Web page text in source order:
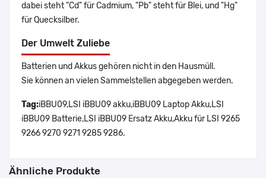
dabei steht "Cd" für Cadmium, "Pb" steht für Blei, und "Hg"
für Quecksilber.
Der Umwelt Zuliebe
Batterien und Akkus gehören nicht in den Hausmüll.
Sie können an vielen Sammelstellen abgegeben werden.
Tag:iBBU09,LSI iBBU09 akku,iBBU09 Laptop Akku,LSI
iBBU09 Batterie,LSI iBBU09 Ersatz Akku,Akku für LSI 9265
9266 9270 9271 9285 9286.
Ähnliche Produkte